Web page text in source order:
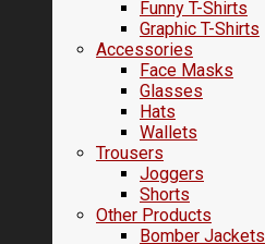
Funny T-Shirts
Graphic T-Shirts
Accessories
Face Masks
Glasses
Hats
Wallets
Trousers
Joggers
Shorts
Other Products
Bomber Jackets